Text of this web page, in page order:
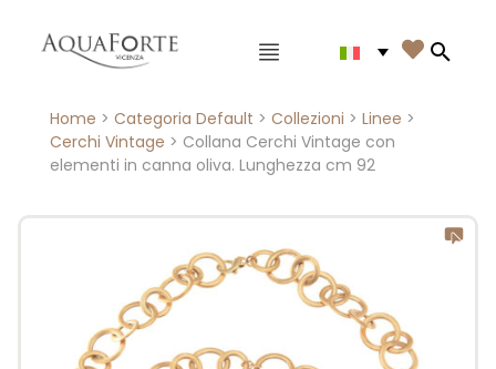
Menù principale 
Home > Categoria Default > Collezioni > Linee >
Cerchi Vintage > Collana Cerchi Vintage con
elementi in canna oliva. Lunghezza cm 92